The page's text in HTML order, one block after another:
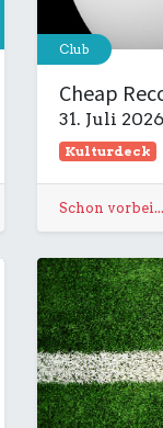
Club
Cheap
31. Juli 2026
Kulturdeck
Schon vorbei...